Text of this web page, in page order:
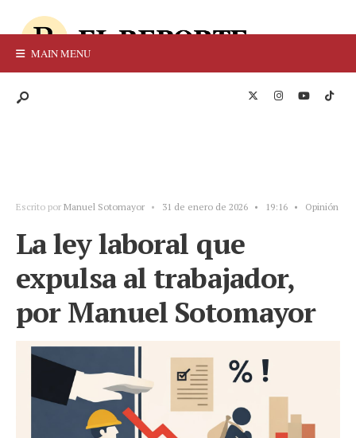
MAIN MENU
Escrito por Manuel Sotomayor • 31 de enero de 2026 • 19:16 • Opinión
La ley laboral que
expulsa al trabajador,
por Manuel Sotomayor